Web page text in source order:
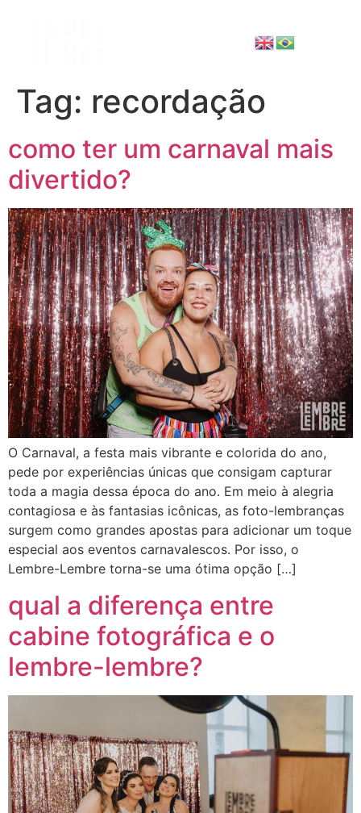
Tag: recordação
como ter um carnaval mais
divertido?
O Carnaval, a festa mais vibrante e colorida do ano,
pede por experiências únicas que consigam capturar
toda a magia dessa época do ano. Em meio à alegria
contagiosa e às fantasias icônicas, as foto-lembranças
surgem como grandes apostas para adicionar um toque
especial aos eventos carnavalescos. Por isso, o
Lembre-Lembre torna-se uma ótima opção […]
qual a diferença entre
cabine fotográfica e o
lembre-lembre?